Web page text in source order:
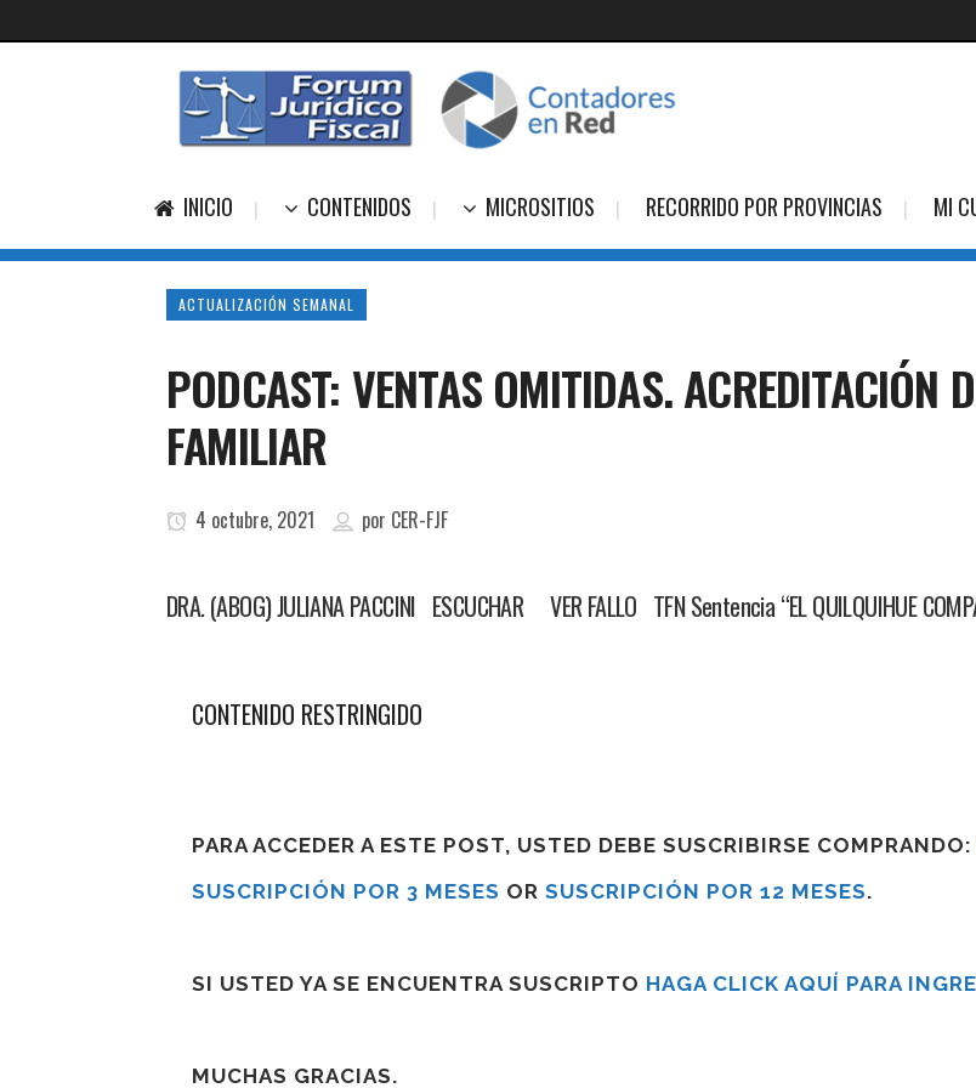
INICIO CONTENIDOS MICROSITIOS RECORRIDO POR PROVINCIAS MI
ACTUALIZACIÓN SEMANAL
PODCAST: VENTAS OMITIDAS. ACREDITACIÓN
FAMILIAR
4 octubre, 2021 por CER-FJF
DRA. (ABOG) JULIANA PACCINI ESCUCHAR VER FALLO TFN Sentencia “EL QUILQUIHUE
CONTENIDO RESTRINGIDO
PARA ACCEDER A ESTE POST, USTED DEBE SUSCRIBIRSE COMPRANDO:
SUSCRIPCIÓN POR 3 MESES OR SUSCRIPCIÓN POR 12 MESES.
SI USTED YA SE ENCUENTRA SUSCRIPTO HAGA CLICK AQUÍ PARA
MUCHAS GRACIAS.